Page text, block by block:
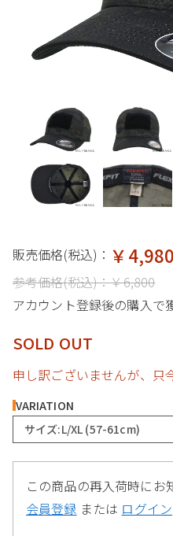
販売価格(税込)： ￥4,980
参考価格(税込)：￥6,800
アカウント登録後の購入で
SOLD OUT
申し訳ございませんが、只
VARIATION
サイズ:L/XL (57-61cm)
この商品の再入荷時にお
会員登録 または ログイン